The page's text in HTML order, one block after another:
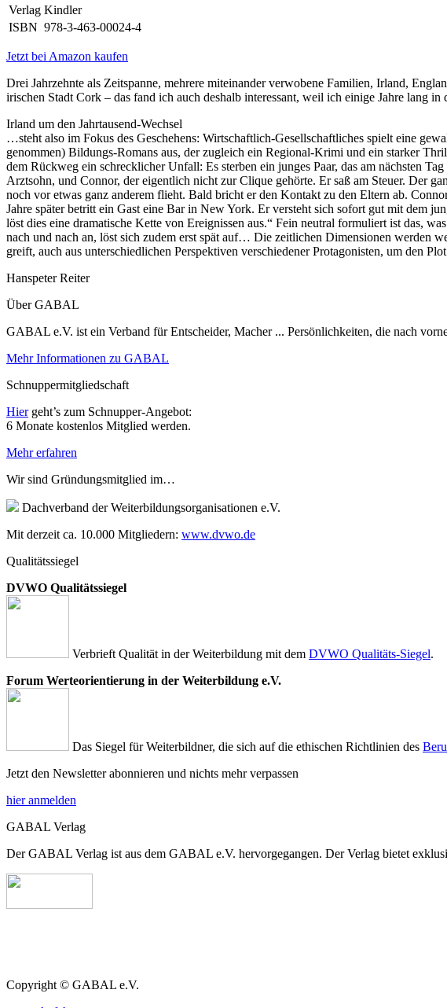
Verlag Kindler
ISBN 978-3-463-00024-4
Jetzt bei Amazon kaufen
Drei Jahrzehnte als Zeitspanne, mehrere miteinander verwobene Familien, Irland,
irischen Stadt Cork – das fand ich auch deshalb interessant, weil ich einige Jahre lang
Irland um den Jahrtausend-Wechsel
…steht also im Fokus des Geschehens: Wirtschaftlich-Gesellschaftliches spielt eine
genommen) Bildungs-Romans aus, der zugleich ein Regional-Krimi und ein starker
dem Rückweg ein schrecklicher Unfall: Es sterben ein junges Paar, das am nächsten
Arztsohn, und Connor, der eigentlich nicht zur Clique gehörte. Er saß am Steuer. Der
noch vor etwas ganz anderem flieht. Bald bricht er den Kontakt zu den Eltern ab.
Jahre später betritt ein Gast eine Bar in New York. Er versteht sich sofort gut mit dem
löst dies eine dramatische Kette von Ereignissen aus.“ Fein neutral formuliert ist das,
nach und nach an, löst sich zudem erst spät auf… Die zeitlichen Dimensionen werden
greift, auch aus unterschiedlichen Perspektiven verschiedener Protagonisten, um den
Hanspeter Reiter
Über GABAL
GABAL e.V. ist ein Verband für Entscheider, Macher ... Persönlichkeiten, die nach
Mehr Informationen zu GABAL
Schnuppermitgliedschaft
Hiergeht’s zum Schnupper-Angebot:
6 Monate kostenlos Mitglied werden.
Mehr erfahren
Wir sind Gründungsmitglied im…
Dachverband der Weiterbildungsorganisationen e.V.
Mit derzeit ca. 10.000 Mitgliedern: www.dvwo.de
Qualitätssiegel
DVWO Qualitätssiegel
Verbrieft Qualität in der Weiterbildung mit dem DVWO Qualitäts-Siegel.
Forum Werteorientierung in der Weiterbildung e.V.
Das Siegel für Weiterbildner, die sich auf die ethischen Richtlinien des
Jetzt den Newsletter abonnieren und nichts mehr verpassen
hier anmelden
GABAL Verlag
Der GABAL Verlag ist aus dem GABAL e.V. hervorgegangen. Der Verlag bietet
Copyright © GABAL e.V.